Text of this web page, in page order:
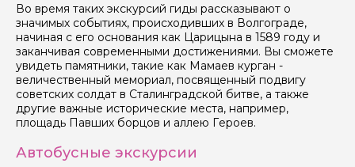
Во время таких экскурсий гиды рассказывают о
значимых событиях, происходивших в Волгограде,
начиная с его основания как Царицына в 1589 году и
заканчивая современными достижениями. Вы сможете
увидеть памятники, такие как Мамаев курган -
величественный мемориал, посвященный подвигу
советских солдат в Сталинградской битве, а также
другие важные исторические места, например,
площадь Павших борцов и аллею Героев.
Автобусные экскурсии